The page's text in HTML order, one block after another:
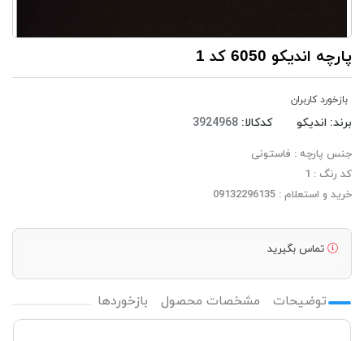
پارچه اندیکو 6050 کد 1
بازخورد کاربران
برند: اندیکو کدکالا:
جنس پارچه : فاستونی
کد رنگ : 1
خرید و استعلام : 09132296135
تماس بگیرید
توضیحات مشخصات محصول بازخوردها